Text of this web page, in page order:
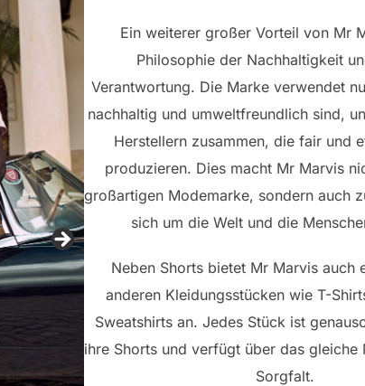
Ein weiterer großer Vorteil von Mr
Philosophie der Nachhaltigkeit
Verantwortung. Die Marke verwendet
nachhaltig und umweltfreundlich sind,
Herstellern zusammen, die fair und
produzieren. Dies macht Mr Marvis
großartigen Modemarke, sondern auch
sich um die Welt und die
Neben Shorts bietet Mr Marvis auch
anderen Kleidungsstücken wie T-
Sweatshirts an. Jedes Stück ist
ihre Shorts und verfügt über das gleiche
Sorgfalt.